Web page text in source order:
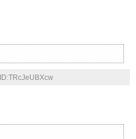
ID:TRcJeUBXcw